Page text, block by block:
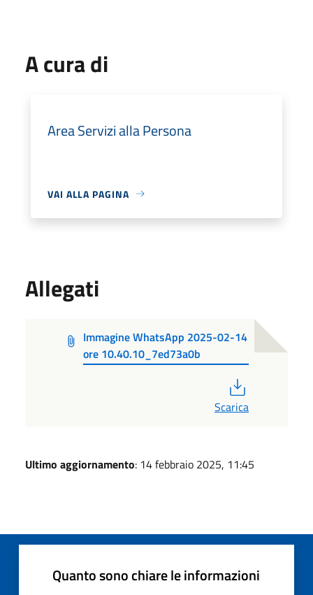
A cura di
Area Servizi alla Persona
VAI ALLA PAGINA
Allegati
Immagine WhatsApp 2025-02-14
ore 10.40.10_7ed73a0b
Scarica
Ultimo aggiornamento: 14 febbraio 2025, 11:45
Quanto sono chiare le informazioni